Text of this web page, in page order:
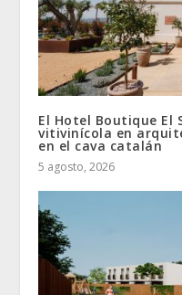
El Hotel Boutique El
vitivinícola en
en el cava catalán
5 agosto, 2026